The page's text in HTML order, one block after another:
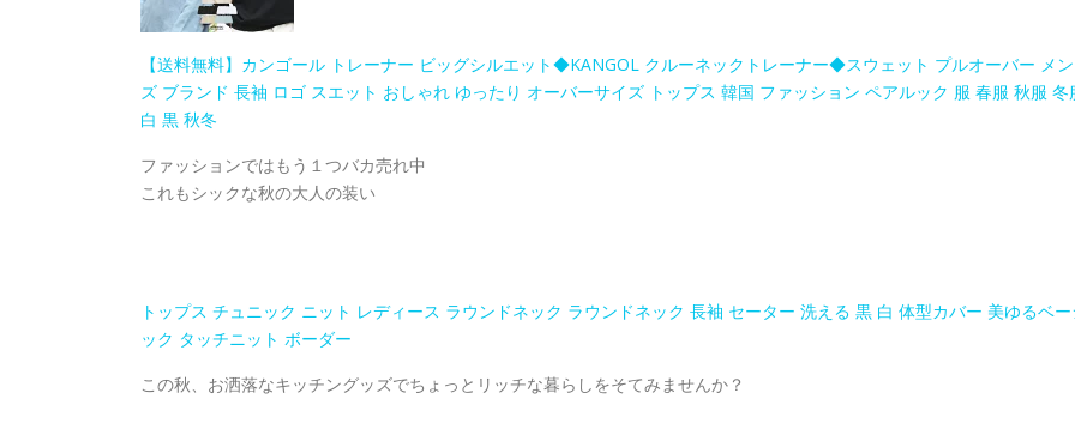
【送料無料】カンゴール トレーナー ビッグシルエット◆KANGOL クルーネックトレーナー◆スウェット プルオーバー メン
ズ ブランド 長袖 ロゴ スエット おしゃれ ゆったり オーバーサイズ トップス 韓国 ファッション ペアルック 服 春服 秋服 冬
白 黒 秋冬
ファッションではもう１つバカ売れ中
これもシックな秋の大人の装い
トップス チュニック ニット レディース ラウンドネック ラウンドネック 長袖 セーター 洗える 黒 白 体型カバー 美ゆるベ
ック タッチニット ボーダー
この秋、お洒落なキッチングッズでちょっとリッチな暮らしをそてみませんか？